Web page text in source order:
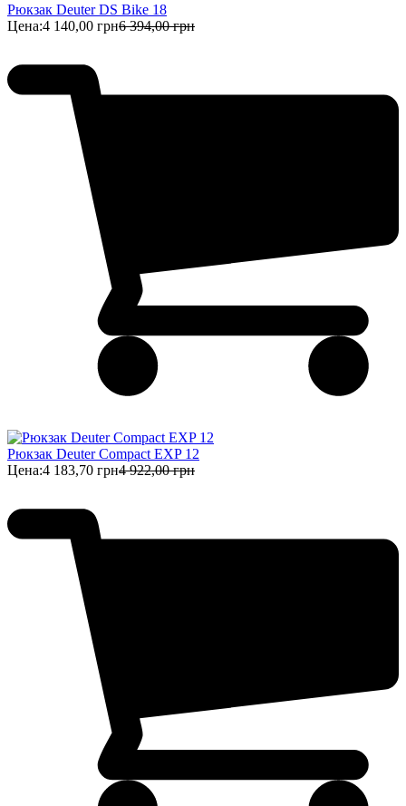
Рюкзак Deuter DS Bike 18
Цена:4 140,00 грн6 394,00 грн
Рюкзак Deuter Compact EXP 12
Цена:4 183,70 грн4 922,00 грн